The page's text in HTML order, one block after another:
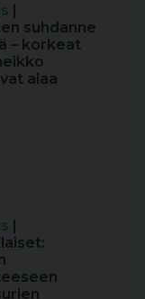
|
suhdanne
– korkeat
alaa
|